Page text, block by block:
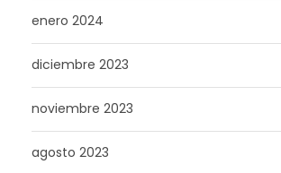
enero 2024
diciembre 2023
noviembre 2023
agosto 2023